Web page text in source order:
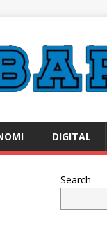
DIGITAL
Search